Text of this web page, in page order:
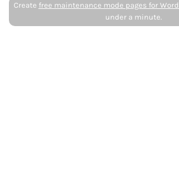
Create free maintenance mode pages for
under a minute.